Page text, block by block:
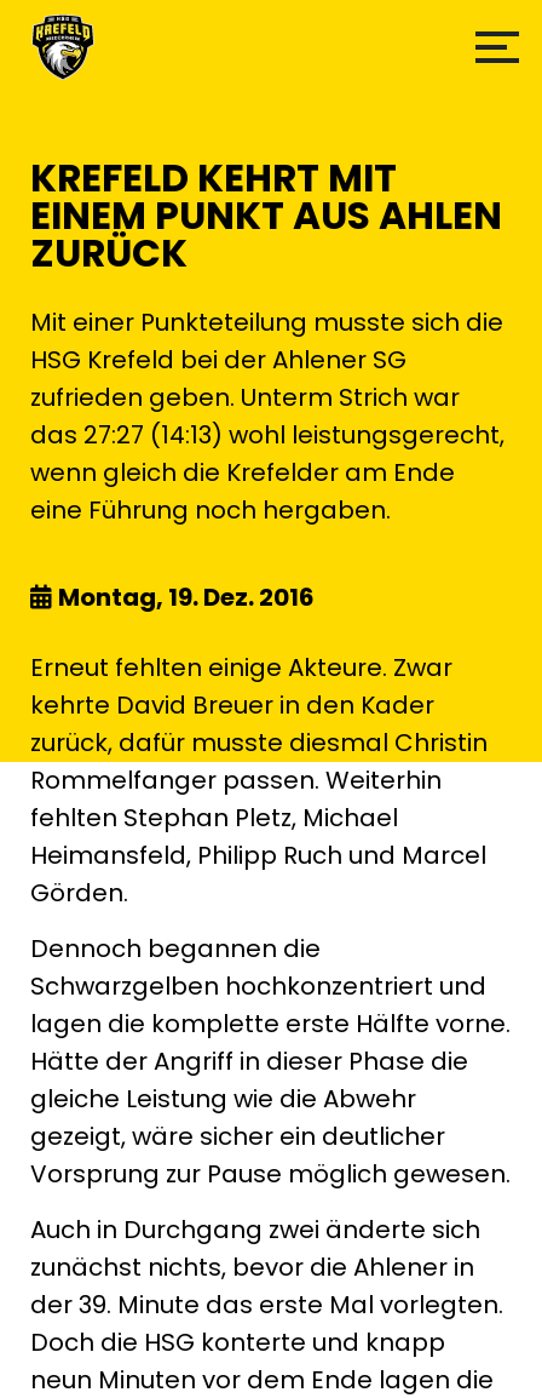
KREFELD KEHRT MIT
EINEM PUNKT AUS AHLEN
ZURÜCK
Mit einer Punkteteilung musste sich die
HSG Krefeld bei der Ahlener SG
zufrieden geben. Unterm Strich war
das 27:27 (14:13) wohl leistungsgerecht,
wenn gleich die Krefelder am Ende
eine Führung noch hergaben.
Montag, 19. Dez. 2016
Erneut fehlten einige Akteure. Zwar
kehrte David Breuer in den Kader
zurück, dafür musste diesmal Christin
Rommelfanger passen. Weiterhin
fehlten Stephan Pletz, Michael
Heimansfeld, Philipp Ruch und Marcel
Görden.
Dennoch begannen die
Schwarzgelben hochkonzentriert und
lagen die komplette erste Hälfte vorne.
Hätte der Angriff in dieser Phase die
gleiche Leistung wie die Abwehr
gezeigt, wäre sicher ein deutlicher
Vorsprung zur Pause möglich gewesen.
Auch in Durchgang zwei änderte sich
zunächst nichts, bevor die Ahlener in
der 39. Minute das erste Mal vorlegten.
Doch die HSG konterte und knapp
neun Minuten vor dem Ende lagen die